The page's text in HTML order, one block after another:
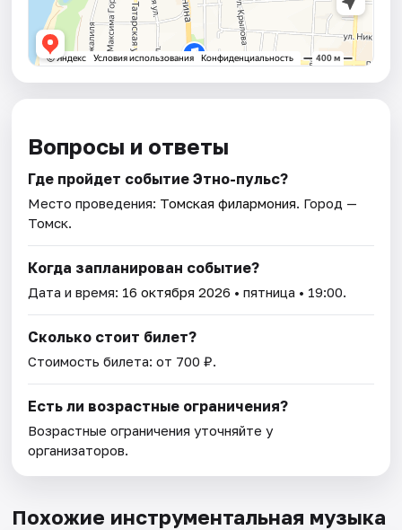
Вопросы и ответы
Где пройдет событие Этно-пульс?
Место проведения: Томская филармония. Город —
Томск.
Когда запланирован событие?
Дата и время: 16 октября 2026 • пятница • 19:00.
Сколько стоит билет?
Стоимость билета: от 700 ₽.
Есть ли возрастные ограничения?
Возрастные ограничения уточняйте у
организаторов.
Похожие инструментальная музыка